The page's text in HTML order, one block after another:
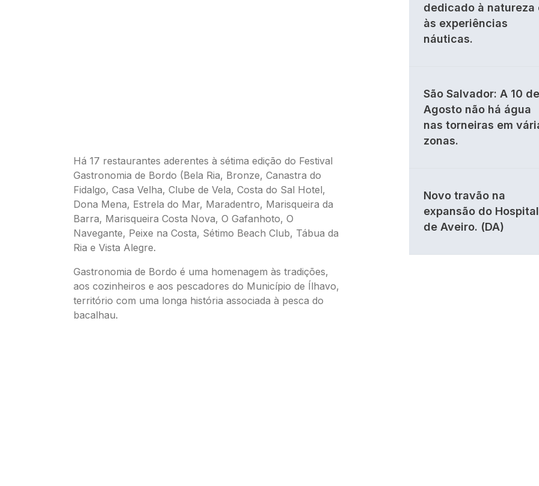
Há 17 restaurantes aderentes à sétima edição do Festival
Gastronomia de Bordo (Bela Ria, Bronze, Canastra do
Fidalgo, Casa Velha, Clube de Vela, Costa do Sal Hotel,
Dona Mena, Estrela do Mar, Maradentro, Marisqueira da
Barra, Marisqueira Costa Nova, O Gafanhoto, O
Navegante, Peixe na Costa, Sétimo Beach Club, Tábua da
Ria e Vista Alegre.
Gastronomia de Bordo é uma homenagem às tradições,
aos cozinheiros e aos pescadores do Município de Ílhavo,
território com uma longa história associada à pesca do
bacalhau.
dedicado à natureza
às experiências
náuticas.
São Salvador: A 10 de
Agosto não há água
nas torneiras em
zonas.
Novo travão na
expansão do Hospital
de Aveiro. (DA)